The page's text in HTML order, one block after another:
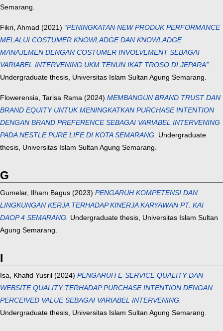
Semarang.
Fikri, Ahmad (2021) “PENINGKATAN NEW PRODUK PERFORMANCE
MELALUI COSTUMER KNOWLADGE DAN KNOWLADGE
MANAJEMEN DENGAN COSTUMER INVOLVEMENT SEBAGAI
VARIABEL INTERVENING UKM TENUN IKAT TROSO DI JEPARA”.
Undergraduate thesis, Universitas Islam Sultan Agung Semarang.
Flowerensia, Tarisa Rama (2024) MEMBANGUN BRAND TRUST DAN
BRAND EQUITY UNTUK MENINGKATKAN PURCHASE INTENTION
DENGAN BRAND PREFERENCE SEBAGAI VARIABEL INTERVENING
PADA NESTLE PURE LIFE DI KOTA SEMARANG. Undergraduate
thesis, Universitas Islam Sultan Agung Semarang.
G
Gumelar, Ilham Bagus (2023) PENGARUH KOMPETENSI DAN
LINGKUNGAN KERJA TERHADAP KINERJA KARYAWAN PT. KAI
DAOP 4 SEMARANG. Undergraduate thesis, Universitas Islam Sultan
Agung Semarang.
I
Isa, Khafid Yusril (2024) PENGARUH E-SERVICE QUALITY DAN
WEBSITE QUALITY TERHADAP PURCHASE INTENTION DENGAN
PERCEIVED VALUE SEBAGAI VARIABEL INTERVENING.
Undergraduate thesis, Universitas Islam Sultan Agung Semarang.